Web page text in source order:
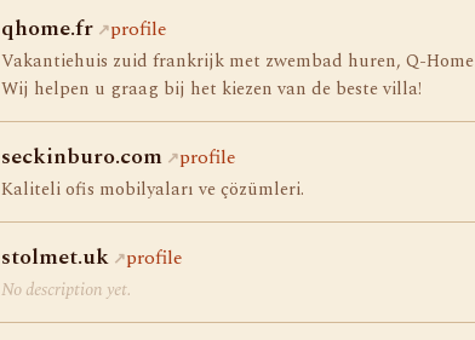
qhome.fr profile
Vakantiehuis zuid frankrijk met zwembad huren, Q-
Wij helpen u graag bij het kiezen van de beste villa!
seckinburo.com profile
Kaliteli ofis mobilyaları ve çözümleri.
stolmet.uk profile
No description yet.